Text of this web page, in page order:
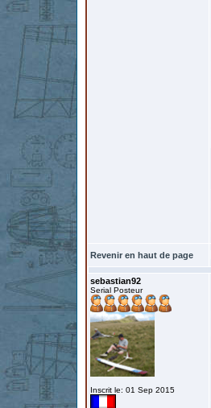
Revenir en haut de page
sebastian92
Serial Posteur
Inscrit le: 01 Sep 2015